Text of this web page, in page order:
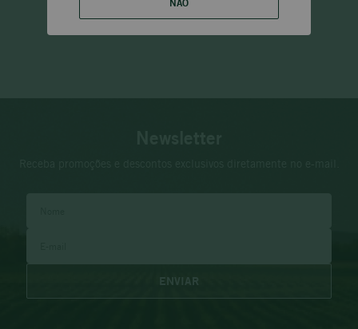
NÃO
ENVIAR